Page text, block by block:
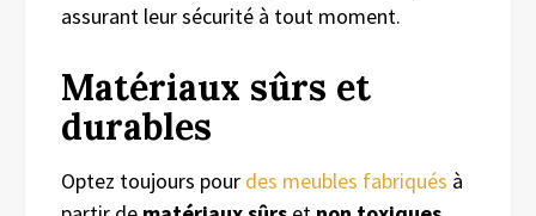
assurant leur sécurité à tout moment.
Matériaux sûrs et
durables
Optez toujours pour des meubles fabriqués à